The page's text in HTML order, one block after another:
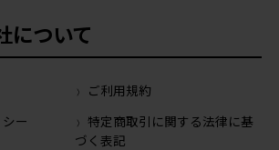
について
ご利用規約
ー
特定商取引に関する法律に基
づく表記